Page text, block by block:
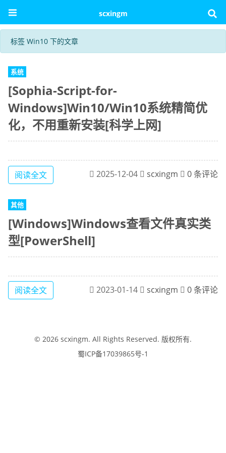
scxingm
标签 Win10 下的文章
系统
[Sophia-Script-for-
Windows]Win10/Win10系统精简优
化，不用重新安装[科学上网]
阅读全文 2025-12-04 scxingm 0 条评论
其他
[Windows]Windows查看文件真实类
型[PowerShell]
阅读全文 2023-01-14 scxingm 0 条评论
© 2026 scxingm. All Rights Reserved. 版权所有.
蜀ICP备17039865号-1